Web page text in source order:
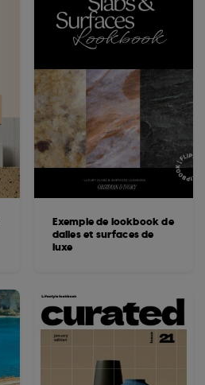
Exemple de lookbook de
dalles et surfaces de
luxe